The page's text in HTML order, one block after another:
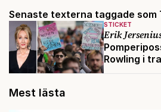
Senaste texterna taggade som
STICKET
Erik
Rowling i
Mest lästa